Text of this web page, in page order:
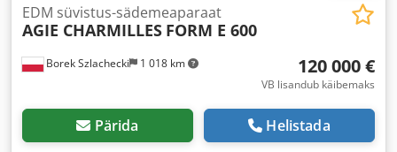
Borek Szlachecki 1 018 km
EDM süvistus-sädemeaparaat
AGIE CHARMILLES FORM E 600
120 000 €
VB lisandub käibemaks
Pärida Helistada